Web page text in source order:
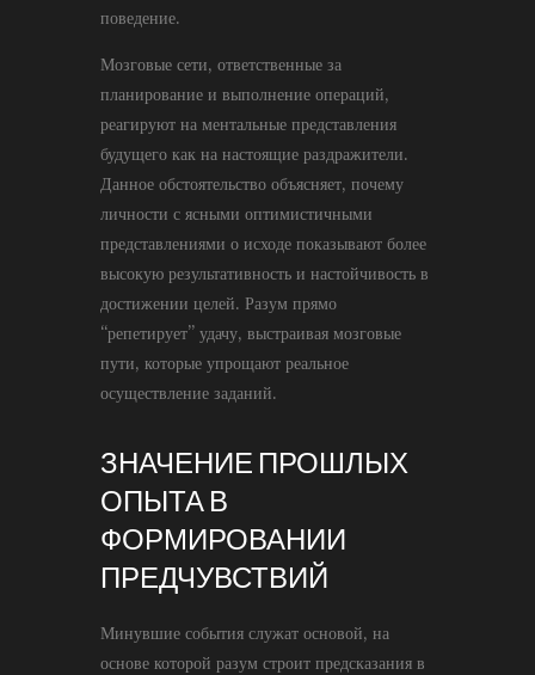
поведение.
Мозговые сети, ответственные за
планирование и выполнение операций,
реагируют на ментальные представления
будущего как на настоящие раздражители.
Данное обстоятельство объясняет, почему
личности с ясными оптимистичными
представлениями о исходе показывают более
высокую результативность и настойчивость в
достижении целей. Разум прямо
“репетирует” удачу, выстраивая мозговые
пути, которые упрощают реальное
осуществление заданий.
ЗНАЧЕНИЕ ПРОШЛЫХ
ОПЫТА В
ФОРМИРОВАНИИ
ПРЕДЧУВСТВИЙ
Минувшие события служат основой, на
основе которой разум строит предсказания в